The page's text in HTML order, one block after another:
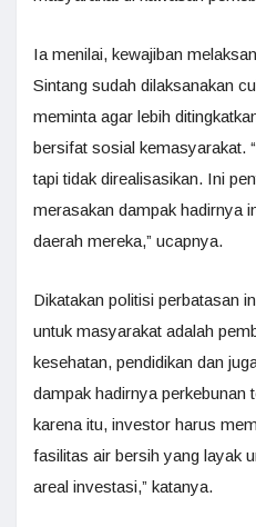
Ia menilai, kewajiban
Sintang sudah dilaksanakan
meminta agar lebih
bersifat sosial kemasyarakat.
tapi tidak direalisasikan. Ini
merasakan dampak hadirnya
daerah mereka,” ucapnya.
Dikatakan politisi perbatasan
untuk masyarakat adalah
kesehatan, pendidikan dan
dampak hadirnya perkebunan
karena itu, investor harus
fasilitas air bersih yang layak
areal investasi,” katanya.